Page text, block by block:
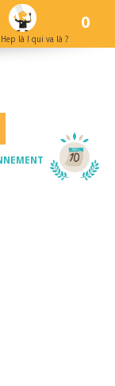
Hep là ! qui va là ?
0